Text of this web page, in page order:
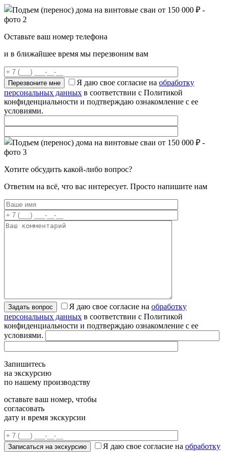
Оставьте ваш номер телефона
и в ближайшее время мы перезвоним вам
Я даю свое согласие на обработку
персональных данных в соответствии с Политикой
конфиденциальности и подтверждаю ознакомление с ее
условиями.
Хотите обсудить какой-либо вопрос?
Ответим на всё, что вас интересует. Просто напишите нам
Я даю свое согласие на обработку
персональных данных в соответствии с Политикой
конфиденциальности и подтверждаю ознакомление с ее
условиями.
Запишитесь
на экскурсию
по нашему производству
оставьте ваш номер, чтобы
согласовать
дату и время экскурсии
Я даю свое согласие на обработку